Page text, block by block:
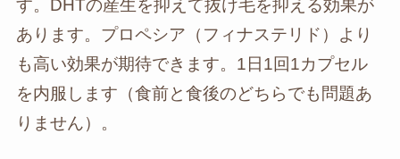
す。DHTの産生を抑えて抜け毛を抑える効果が
あります。プロペシア（フィナステリド）より
も高い効果が期待できます。1日1回1カプセル
を内服します（食前と食後のどちらでも問題あ
りません）。